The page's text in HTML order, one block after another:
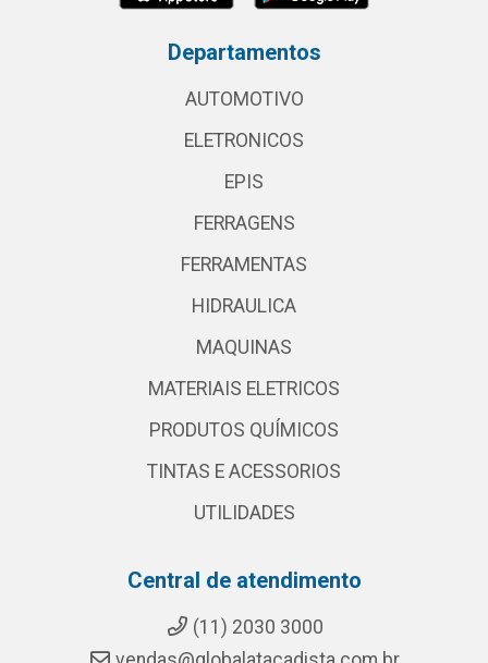
Departamentos
AUTOMOTIVO
ELETRONICOS
EPIS
FERRAGENS
FERRAMENTAS
HIDRAULICA
MAQUINAS
MATERIAIS ELETRICOS
PRODUTOS QUÍMICOS
TINTAS E ACESSORIOS
UTILIDADES
Central de atendimento
(11) 2030 3000